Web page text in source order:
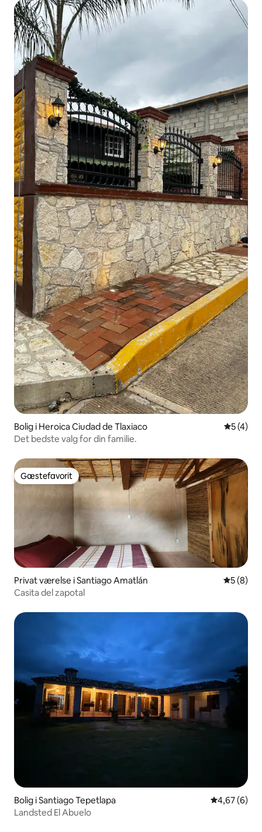
Bolig i Heroica Ciudad de Tlaxiaco 5 ud af 5
5 (4)
Det bedste valg for din familie.
Gæstefavorit
Gæstefavorit
Privat værelse i Santiago Amatlán 5 ud af 5
5 (8)
Casita del zapotal
Bolig i Santiago Tepetlapa 4,67 ud af 5
4,67 (6)
Landsted El Abuelo